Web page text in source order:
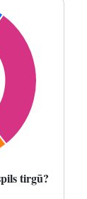
tirgū?